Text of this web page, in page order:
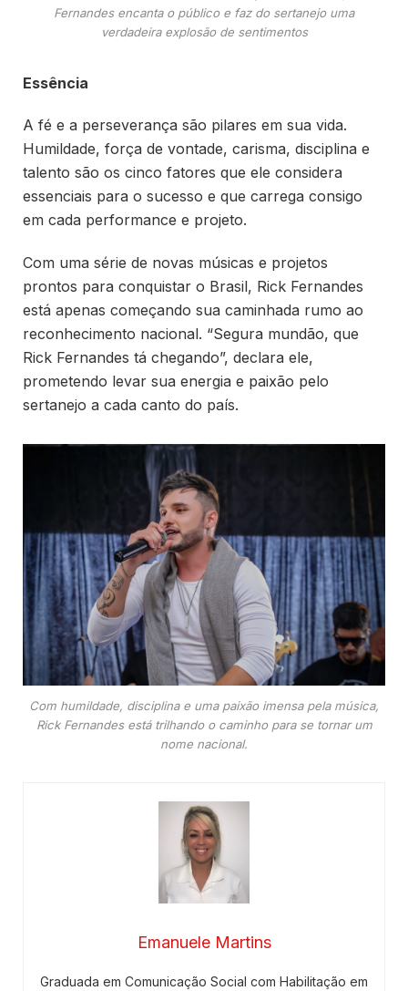
Fernandes encanta o público e faz do sertanejo uma
verdadeira explosão de sentimentos
Essência
A fé e a perseverança são pilares em sua vida.
Humildade, força de vontade, carisma, disciplina e
talento são os cinco fatores que ele considera
essenciais para o sucesso e que carrega consigo
em cada performance e projeto.
Com uma série de novas músicas e projetos
prontos para conquistar o Brasil, Rick Fernandes
está apenas começando sua caminhada rumo ao
reconhecimento nacional. “Segura mundão, que
Rick Fernandes tá chegando”, declara ele,
prometendo levar sua energia e paixão pelo
sertanejo a cada canto do país.
Com humildade, disciplina e uma paixão imensa pela música,
Rick Fernandes está trilhando o caminho para se tornar um
nome nacional.
Emanuele Martins
Graduada em Comunicação Social com Habilitação em